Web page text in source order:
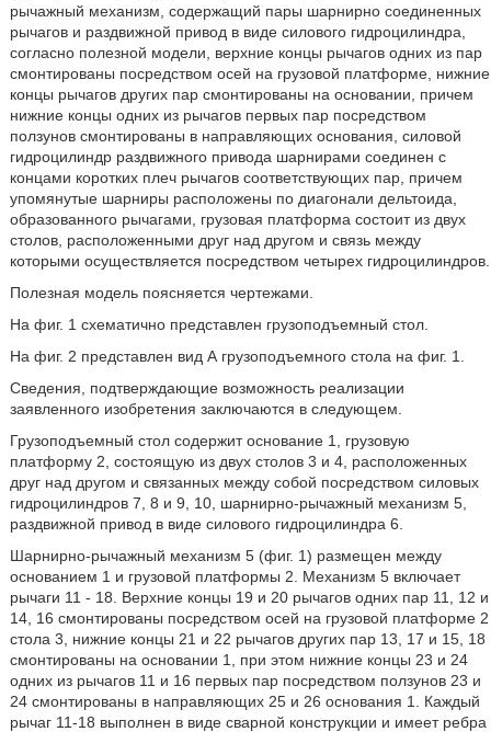
рычажный механизм, содержащий пары шарнирно соединенных
рычагов и раздвижной привод в виде силового гидроцилиндра,
согласно полезной модели, верхние концы рычагов одних из пар
смонтированы посредством осей на грузовой платформе, нижние
концы рычагов других пар смонтированы на основании, причем
нижние концы одних из рычагов первых пар посредством
ползунов смонтированы в направляющих основания, силовой
гидроцилиндр раздвижного привода шарнирами соединен с
концами коротких плеч рычагов соответствующих пар, причем
упомянутые шарниры расположены по диагонали дельтоида,
образованного рычагами, грузовая платформа состоит из двух
столов, расположенными друг над другом и связь между
которыми осуществляется посредством четырех гидроцилиндров.
Полезная модель поясняется чертежами.
На фиг. 1 схематично представлен грузоподъемный стол.
На фиг. 2 представлен вид А грузоподъемного стола на фиг. 1.
Сведения, подтверждающие возможность реализации
заявленного изобретения заключаются в следующем.
Грузоподъемный стол содержит основание 1, грузовую
платформу 2, состоящую из двух столов 3 и 4, расположенных
друг над другом и связанных между собой посредством силовых
гидроцилиндров 7, 8 и 9, 10, шарнирно-рычажный механизм 5,
раздвижной привод в виде силового гидроцилиндра 6.
Шарнирно-рычажный механизм 5 (фиг. 1) размещен между
основанием 1 и грузовой платформы 2. Механизм 5 включает
рычаги 11 - 18. Верхние концы 19 и 20 рычагов одних пар 11, 12 и
14, 16 смонтированы посредством осей на грузовой платформе 2
стола 3, нижние концы 21 и 22 рычагов других пар 13, 17 и 15, 18
смонтированы на основании 1, при этом нижние концы 23 и 24
одних из рычагов 11 и 16 первых пар посредством ползунов 23 и
24 смонтированы в направляющих 25 и 26 основания 1. Каждый
рычаг 11-18 выполнен в виде сварной конструкции и имеет ребра